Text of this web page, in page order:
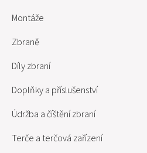
Montáže
Zbraně
Díly zbraní
Doplňky a příslušenství
Údržba a číštění zbraní
Terče a terčová zařízení